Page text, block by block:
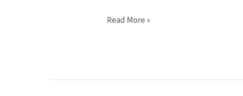
02:
класи
Read More »